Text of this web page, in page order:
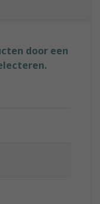
door een